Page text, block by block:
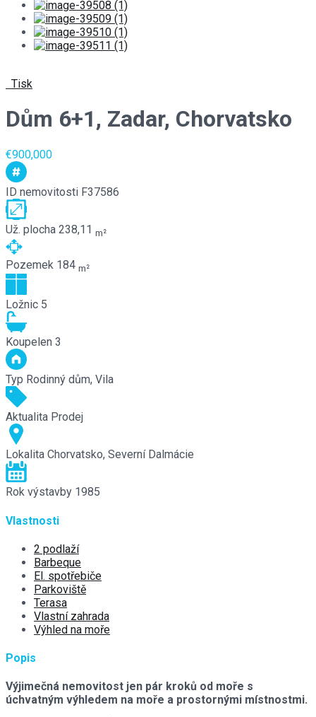
Tisk
Dům 6+1, Zadar, Chorvatsko
€900,000
ID nemovitosti F37586
Už. plocha 238,11 m²
Pozemek 184 m²
Ložnic 5
Koupelen 3
Typ Rodinný dům, Vila
Aktualita Prodej
Lokalita Chorvatsko, Severní Dalmácie
Rok výstavby 1985
Vlastnosti
2 podlaží
Barbeque
El. spotřebiče
Parkoviště
Terasa
Vlastní zahrada
Výhled na moře
Popis
Výjimečná nemovitost jen pár kroků od moře s
úchvatným výhledem na moře a prostornými místnostmi.